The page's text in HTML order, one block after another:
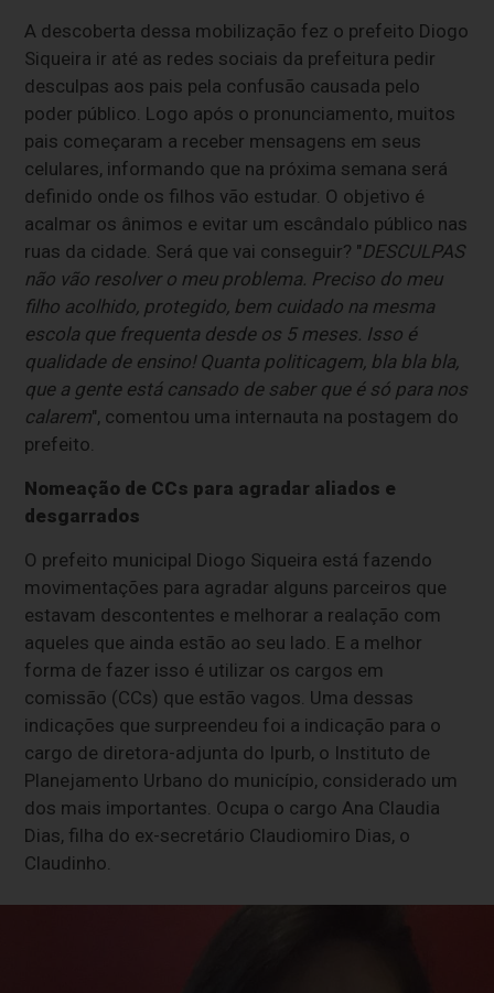
A descoberta dessa mobilização fez o prefeito Diogo
Siqueira ir até as redes sociais da prefeitura pedir
desculpas aos pais pela confusão causada pelo
poder público. Logo após o pronunciamento, muitos
pais começaram a receber mensagens em seus
celulares, informando que na próxima semana será
definido onde os filhos vão estudar. O objetivo é
acalmar os ânimos e evitar um escândalo público nas
ruas da cidade. Será que vai conseguir? "DESCULPAS
não vão resolver o meu problema. Preciso do meu
filho acolhido, protegido, bem cuidado na mesma
escola que frequenta desde os 5 meses. Isso é
qualidade de ensino! Quanta politicagem, bla bla bla,
que a gente está cansado de saber que é só para nos
calarem", comentou uma internauta na postagem do
prefeito.
Nomeação de CCs para agradar aliados e
desgarrados
O prefeito municipal Diogo Siqueira está fazendo
movimentações para agradar alguns parceiros que
estavam descontentes e melhorar a realação com
aqueles que ainda estão ao seu lado. E a melhor
forma de fazer isso é utilizar os cargos em
comissão (CCs) que estão vagos. Uma dessas
indicações que surpreendeu foi a indicação para o
cargo de diretora-adjunta do Ipurb, o Instituto de
Planejamento Urbano do município, considerado um
dos mais importantes. Ocupa o cargo Ana Claudia
Dias, filha do ex-secretário Claudiomiro Dias, o
Claudinho.